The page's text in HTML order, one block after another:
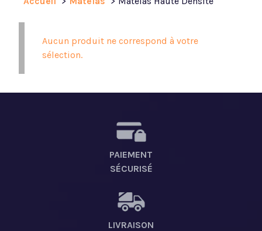
Aucun produit ne correspond à votre
sélection.
PAIEMENT
SÉCURISÉ
LIVRAISON